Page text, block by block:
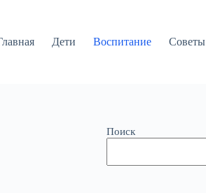
Дети Воспитание Советы
Поиск